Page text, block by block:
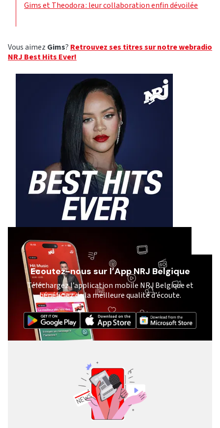
Gims et Theodora : leur collaboration enfin dévoilée
Vous aimez Gims? Retrouvez ses titres sur notre webradio
NRJ Best Hits Ever!
Ecoutez-nous sur l’App NRJ Belgique
Téléchargez l’application mobile NRJ Belgique et
bénéficiez de la meilleure qualité d’écoute.